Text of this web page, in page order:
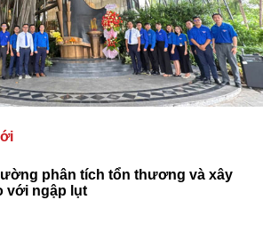
phân tích tổn thương và xây
với ngập lụt